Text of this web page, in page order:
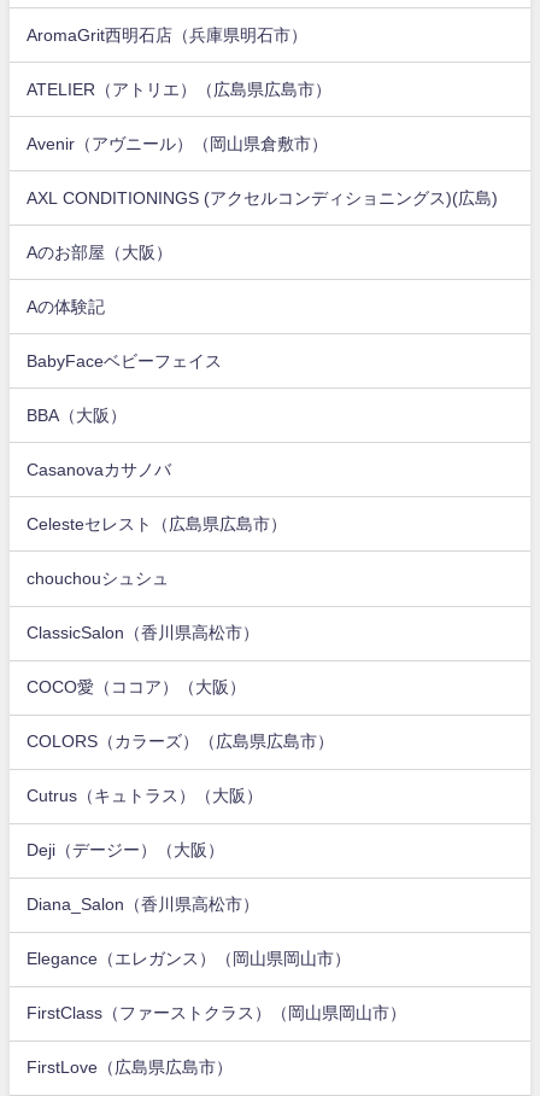
AromaGrit西明石店（兵庫県明石市）
ATELIER（アトリエ）（広島県広島市）
Avenir（アヴニール）（岡山県倉敷市）
AXL CONDITIONINGS (アクセルコンディショニングス)(広島)
Aのお部屋（大阪）
Aの体験記
BabyFaceベビーフェイス
BBA（大阪）
Casanovaカサノバ
Celesteセレスト（広島県広島市）
chouchouシュシュ
ClassicSalon（香川県高松市）
COCO愛（ココア）（大阪）
COLORS（カラーズ）（広島県広島市）
Cutrus（キュトラス）（大阪）
Deji（デージー）（大阪）
Diana_Salon（香川県高松市）
Elegance（エレガンス）（岡山県岡山市）
FirstClass（ファーストクラス）（岡山県岡山市）
FirstLove（広島県広島市）